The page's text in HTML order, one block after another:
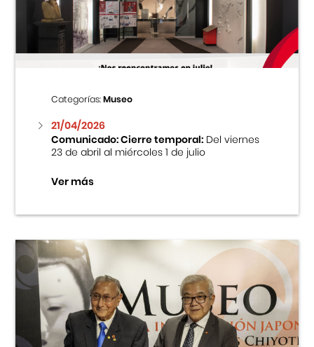
Centro Cultural Peruano Japonés
Museo de la Inmigración Japonesa
Fondo Editorial
Teatro Peruano Japonés
Categorías:Museo
21/04/2026
Comunicado: Cierre temporal:Del viernes
23 de abril al miércoles 1 de julio
Ver más